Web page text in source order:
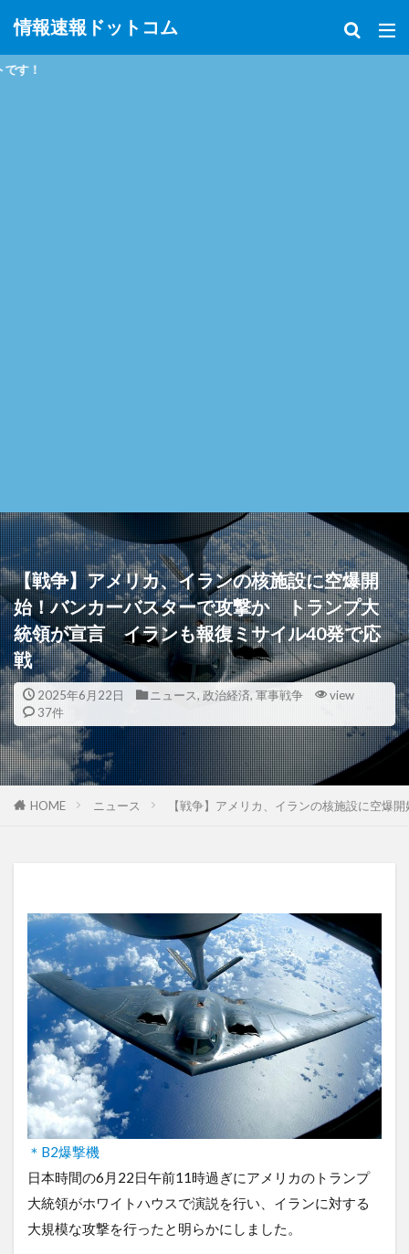
情報速報ドットコム
【戦争】アメリカ、イランの核施設に空爆開
始！バンカーバスターで攻撃か トランプ大
統領が宣言 イランも報復ミサイル40発で応
戦
2025年6月22日 ニュース, 政治経済, 軍事戦争
view
37件
HOME ニュース 【戦争】アメリカ、イランの核施設に空
＊B2爆撃機
日本時間の6月22日午前11時過ぎにアメリカのトランプ
大統領がホワイトハウスで演説を行い、イランに対する
大規模な攻撃を行ったと明らかにしました。